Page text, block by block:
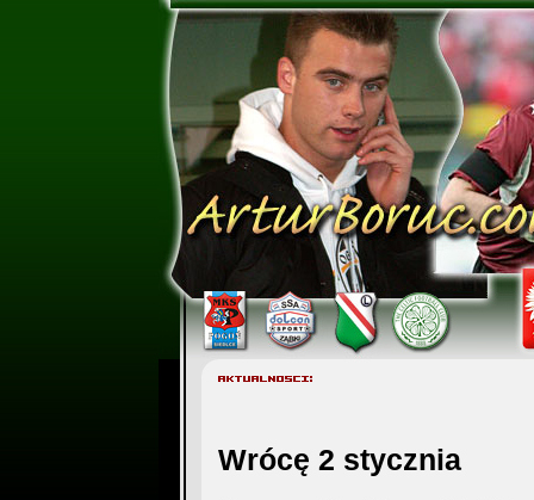
Wrócę 2 stycznia